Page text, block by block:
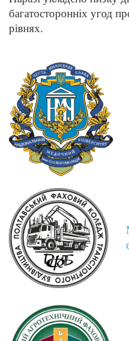
багатосторонніх угод
рівнях.